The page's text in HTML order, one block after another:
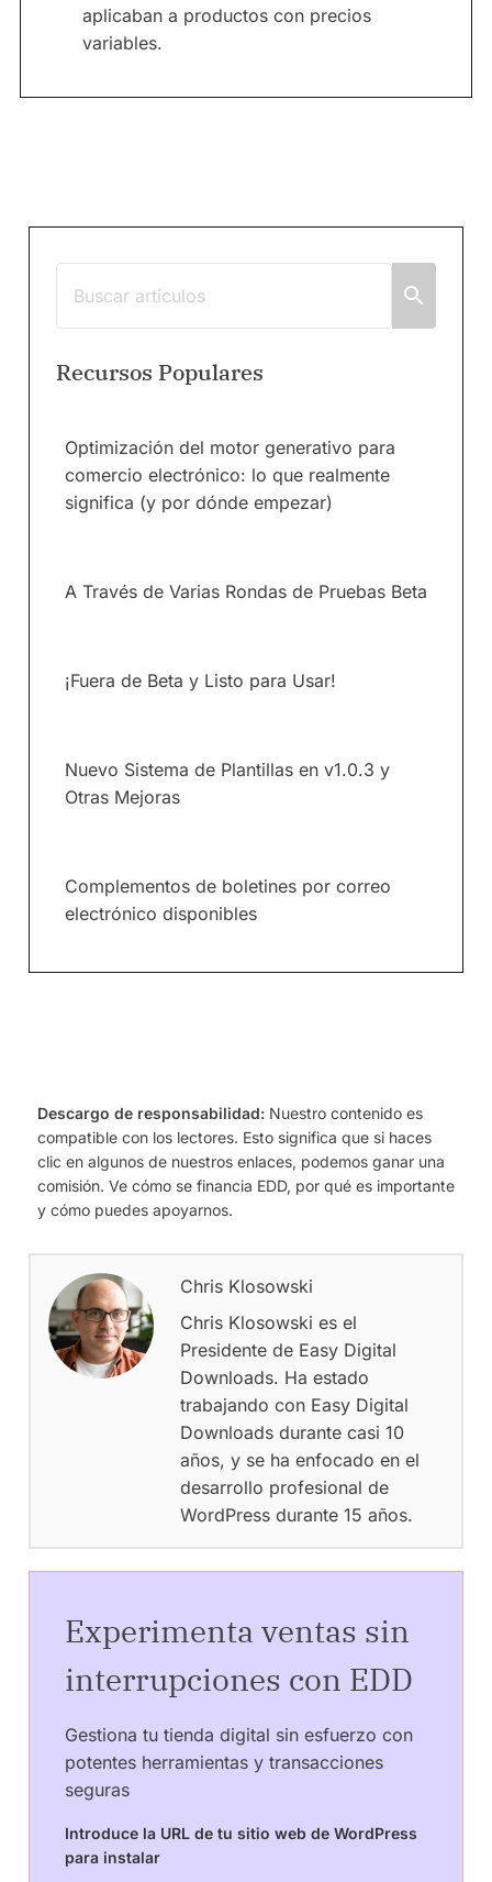
aplicaban a productos con precios
variables.
Recursos Populares
Optimización del motor generativo para
comercio electrónico: lo que realmente
significa (y por dónde empezar)
A Través de Varias Rondas de Pruebas Beta
¡Fuera de Beta y Listo para Usar!
Nuevo Sistema de Plantillas en v1.0.3 y
Otras Mejoras
Complementos de boletines por correo
electrónico disponibles
Descargo de responsabilidad: Nuestro contenido es
compatible con los lectores. Esto significa que si haces
clic en algunos de nuestros enlaces, podemos ganar una
comisión. Ve cómo se financia EDD, por qué es importante
y cómo puedes apoyarnos.
Chris Klosowski
Chris Klosowski es el
Presidente de Easy Digital
Downloads. Ha estado
trabajando con Easy Digital
Downloads durante casi 10
años, y se ha enfocado en el
desarrollo profesional de
WordPress durante 15 años.
Experimenta ventas sin
interrupciones con EDD
Gestiona tu tienda digital sin esfuerzo con
potentes herramientas y transacciones
seguras
Introduce la URL de tu sitio web de WordPress
para instalar